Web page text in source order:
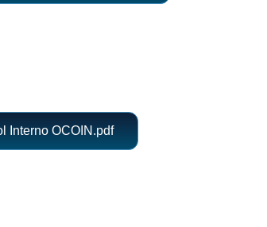
Interno OCOIN.pdf